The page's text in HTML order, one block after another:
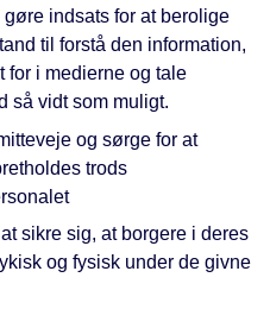
indsats for at berolige
til forstå den information,
for i medierne og tale
så vidt som muligt.
og sørge for at
trods
sikre sig, at borgere i deres
og fysisk under de givne